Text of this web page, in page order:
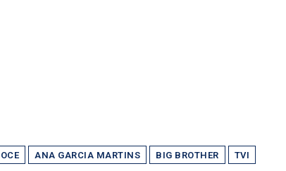
ANA GARCIA MARTINS BIG BROTHER TVI